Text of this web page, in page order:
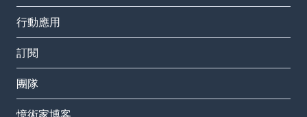
行動應用
訂閱
團隊